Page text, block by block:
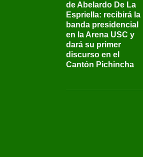
de Abelardo De La
Espriella: recibirá la
banda presidencial
en la Arena USC y
dará su primer
discurso en el
Cantón Pichincha